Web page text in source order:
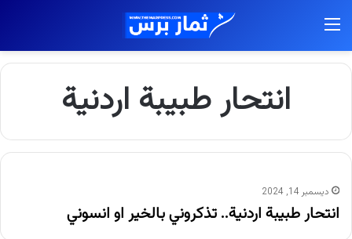
انتحار طبيبة اردنية
ديسمبر 14, 2024
انتحار طبيبة اردنية.. تذكروني بالخير او انسوني